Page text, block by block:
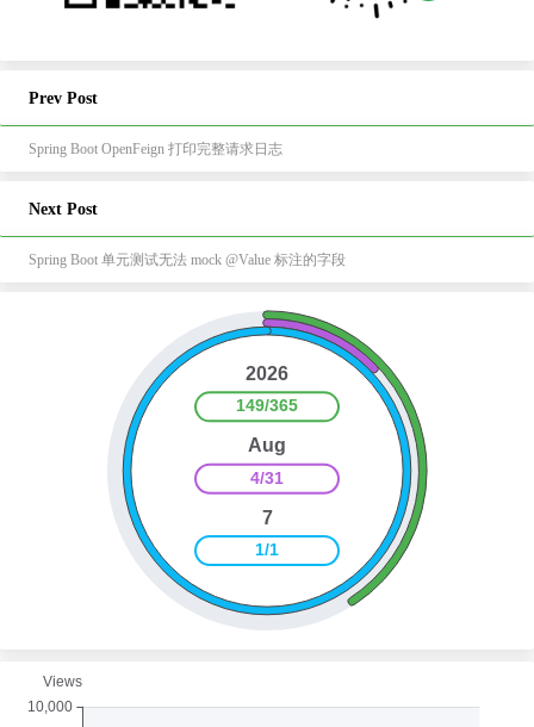
Prev Post
Spring Boot OpenFeign 打印完整请求日志
Next Post
Spring Boot 单元测试无法 mock @Value 标注的字段